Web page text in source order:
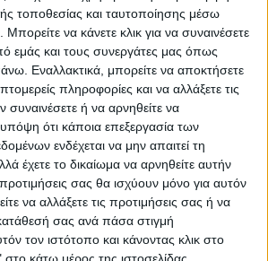
τοποθεσίας και ταυτοποίησης μέσω
να κάνετε κλικ για να συναινέσετε
εμάς και τους συνεργάτες μας όπως
Εναλλακτικά, μπορείτε να αποκτήσετε
πληροφορίες και να αλλάξετε τις
συναινέσετε ή να αρνηθείτε να
ότι κάποια επεξεργασία των
ενδέχεται να μην απαιτεί τη
έχετε το δικαίωμα να αρνηθείτε αυτήν
σας θα ισχύουν μόνο για αυτόν
να αλλάξετε τις προτιμήσεις σας ή να
σας ανά πάσα στιγμή
τον ιστότοπο και κάνοντας κλικ στο
ότι πρέπει να γίνουν
ελλείψεις ειδικά στο
Μία βασική
θα είναι ο
θα γίνονται οι
και θα είναι
είναι να δώσουμε και
και να ξέρουμε ότι